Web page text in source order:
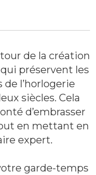
de la création
préservent les
l’horlogerie
siècles. Cela
d’embrasser
en mettant en
expert.
garde-temps